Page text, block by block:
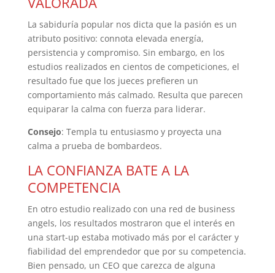
La sabiduría popular nos dicta que la pasión es un
atributo positivo: connota elevada energía,
persistencia y compromiso. Sin embargo, en los
estudios realizados en cientos de competiciones, el
resultado fue que los jueces prefieren un
comportamiento más calmado. Resulta que parecen
equiparar la calma con fuerza para liderar.
Consejo: Templa tu entusiasmo y proyecta una
calma a prueba de bombardeos.
LA CONFIANZA BATE A LA
COMPETENCIA
En otro estudio realizado con una red de business
angels, los resultados mostraron que el interés en
una start-up estaba motivado más por el carácter y
fiabilidad del emprendedor que por su competencia.
Bien pensado, un CEO que carezca de alguna